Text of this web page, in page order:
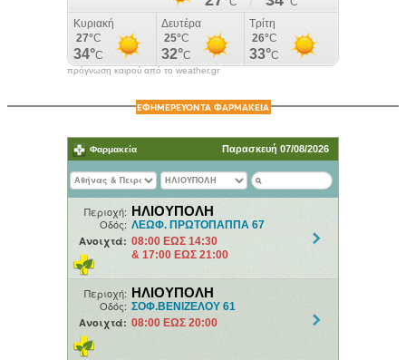
πρόγνωση καιρού από το weather.gr
ΕΦΗΜΕΡΕΥΟΝΤΑ ΦΑΡΜΑΚΕΙΑ